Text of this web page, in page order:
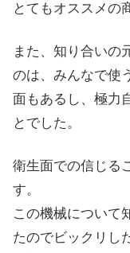
とてもオススメの
また、知り合いの
のは、みんなで使
面もあるし、極力
とでした。
衛生面での信じる
す。
この機械について
たのでビックリし